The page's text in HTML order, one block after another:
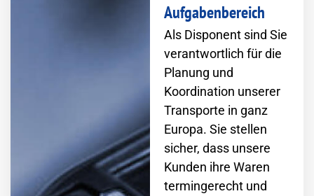
Aufgabenbereich
Als Disponent sind Sie
verantwortlich für die
Planung und
Koordination unserer
Transporte in ganz
Europa. Sie stellen
sicher, dass unsere
Kunden ihre Waren
termingerecht und